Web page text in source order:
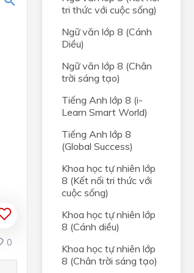
0
tri thức với cuộc sống)
Ngữ văn lớp 8 (Cánh
Diều)
Ngữ văn lớp 8 (Chân
trời sáng tạo)
Tiếng Anh lớp 8 (i-
Learn Smart World)
Tiếng Anh lớp 8
(Global Success)
Khoa học tự nhiên lớp
8 (Kết nối tri thức với
cuộc sống)
Khoa học tự nhiên lớp
8 (Cánh diều)
Khoa học tự nhiên lớp
8 (Chân trời sáng tạo)